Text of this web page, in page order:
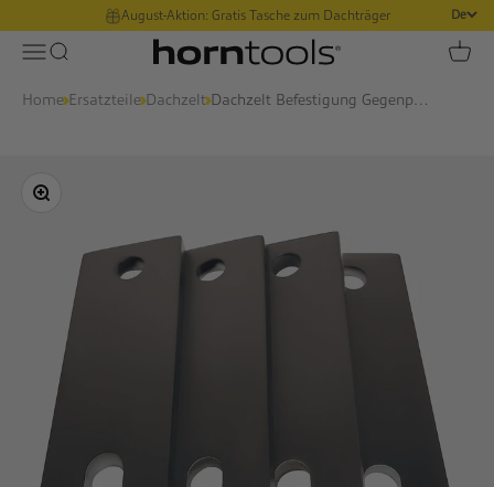
Zum Inhalt springenAugust-Aktion: Gratis Tasche zum Dachträger De
Navigationsmenü öffnen
Suche öffnen horntools
Home›Ersatzteile›Dachzelt› Dachzelt Befestigung Gegenplatte Edelstahl 4 Stück
Bild vergrößern